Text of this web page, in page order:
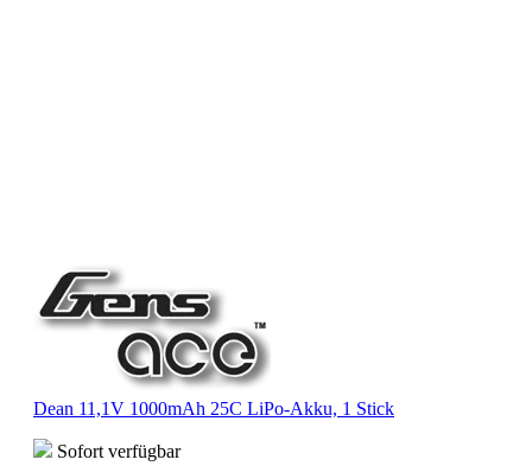
Dean 11,1V 1000mAh 25C LiPo-Akku, 1 Stick
Sofort verfügbar